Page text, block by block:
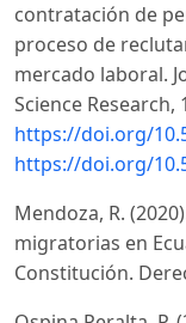
contratación de
proceso de
mercado laboral.
Science Research,
https://doi.org/
https://doi.org/
Mendoza, R.
migratorias en
Constitución.